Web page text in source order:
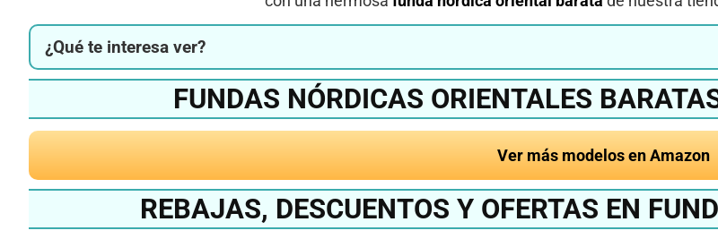
¿Qué te interesa ver?
FUNDAS NÓRDICAS ORIENTALES
Ver más modelos en Amazon
REBAJAS, DESCUENTOS Y OFERTAS EN